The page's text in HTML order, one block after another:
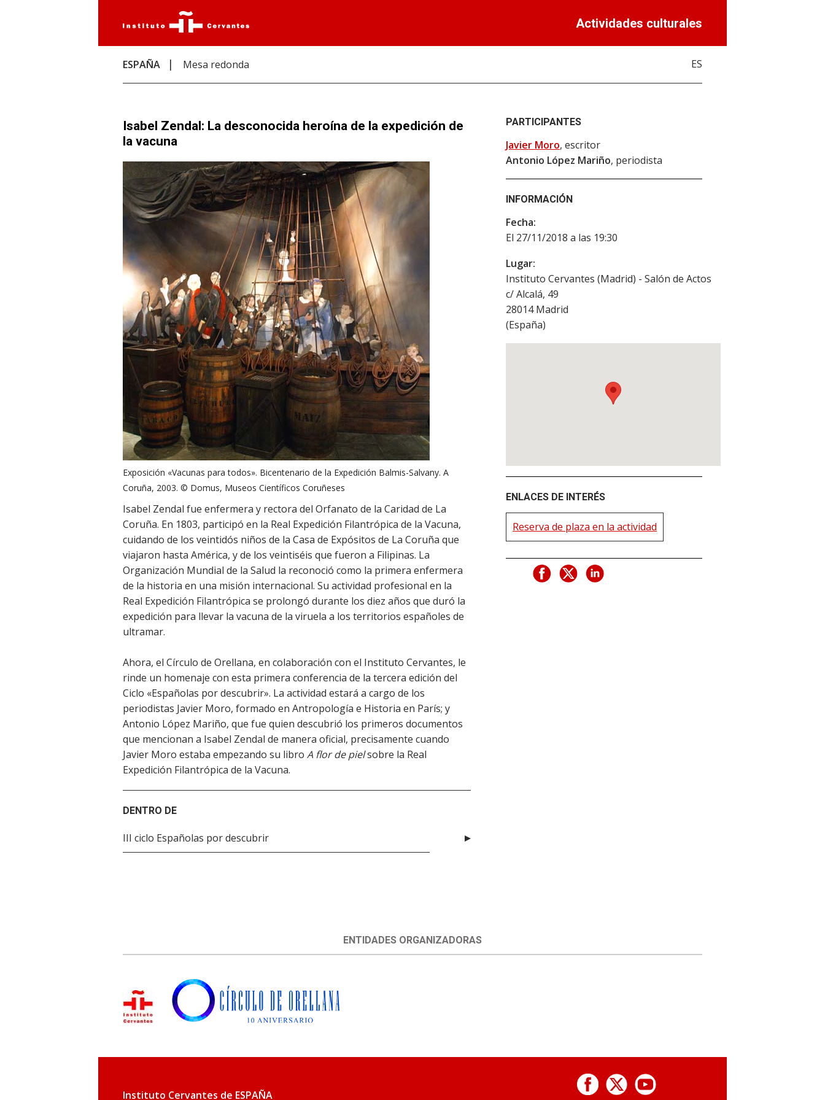
Actividades culturales
ESPAÑA Mesa redonda ES
Isabel Zendal: La desconocida heroína de la expedición de
la vacuna
Exposición «Vacunas para todos». Bicentenario de la Expedición Balmis-Salvany. A
Coruña, 2003. © Domus, Museos Científicos Coruñeses
Isabel Zendal fue enfermera y rectora del Orfanato de la Caridad de La
Coruña. En 1803, participó en la Real Expedición Filantrópica de la Vacuna,
cuidando de los veintidós niños de la Casa de Expósitos de La Coruña que
viajaron hasta América, y de los veintiséis que fueron a Filipinas. La
Organización Mundial de la Salud la reconoció como la primera enfermera
de la historia en una misión internacional. Su actividad profesional en la
Real Expedición Filantrópica se prolongó durante los diez años que duró la
expedición para llevar la vacuna de la viruela a los territorios españoles de
ultramar.
Ahora, el Círculo de Orellana, en colaboración con el Instituto Cervantes, le
rinde un homenaje con esta primera conferencia de la tercera edición del
Ciclo «Españolas por descubrir». La actividad estará a cargo de los
periodistas Javier Moro, formado en Antropología e Historia en París; y
Antonio López Mariño, que fue quien descubrió los primeros documentos
que mencionan a Isabel Zendal de manera oficial, precisamente cuando
Javier Moro estaba empezando su libro A flor de pielsobre la Real
Expedición Filantrópica de la Vacuna.
DENTRO DE
III ciclo Españolas por descubrir
PARTICIPANTES
Javier Moro, escritor
Antonio López Mariño, periodista
INFORMACIÓN
Fecha:
El 27/11/2018 a las 19:30
Lugar:
Instituto Cervantes (Madrid) - Salón de Actos
c/ Alcalá, 49
28014Madrid
(España)
ENLACES DE INTERÉS
Reserva de plaza en la actividad
ENTIDADES ORGANIZADORAS
Instituto Cervantes de ESPAÑA